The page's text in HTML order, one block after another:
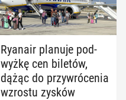
Ryanair planuje pod­
wyż­kę cen biletów,
dążąc do przy­wró­ce­nia
wzrostu zysków